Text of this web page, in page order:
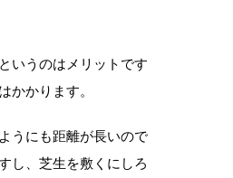
いうのはメリットです
かかります。
うにも距離が長いので
し、芝生を敷くにしろ